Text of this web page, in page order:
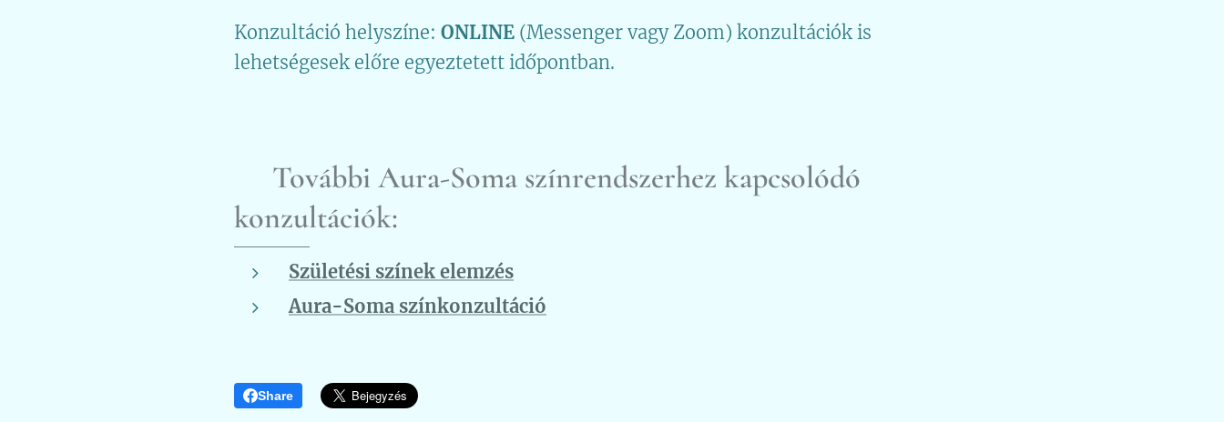
Konzultáció helyszíne: ONLINE (Messenger vagy Zoom) konzultációk is
lehetségesek előre egyeztetett időpontban.
További Aura-Soma színrendszerhez kapcsolódó
konzultációk:
Születési színek elemzés
Aura-Soma színkonzultáció
Share